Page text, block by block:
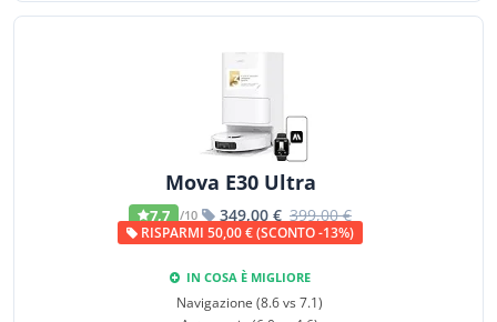
Mova E30 Ultra
7,7 /10 349,00 € 399,00 €
RISPARMI 50,00 € (SCONTO -13%)
IN COSA È MIGLIORE
Navigazione (8.6 vs 7.1)